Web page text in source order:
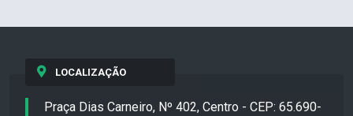
LOCALIZAÇÃO
Praça Dias Carneiro, Nº 402, Centro - CEP: 65.690-